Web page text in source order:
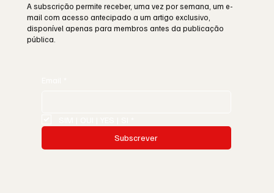
A subscrição permite receber, uma vez por semana, um e-
mail com acesso antecipado a um artigo exclusivo,
disponível apenas para membros antes da publicação
pública.
Subscrever